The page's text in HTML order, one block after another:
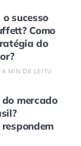
sucesso
Como
do
4 MIN DE LEITURA
mercado